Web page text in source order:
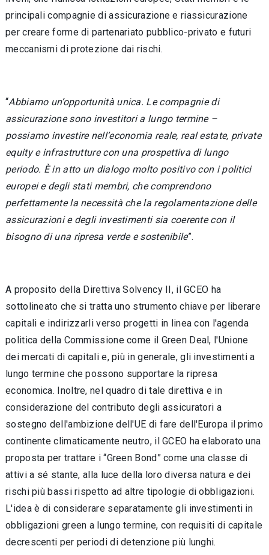
principali compagnie di assicurazione e riassicurazione
per creare forme di partenariato pubblico-privato e futuri
meccanismi di protezione dai rischi.
“Abbiamo un’opportunità unica. Le compagnie di
assicurazione sono investitori a lungo termine –
possiamo investire nell’economia reale, real estate, private
equity e infrastrutture con una prospettiva di lungo
periodo. È in atto un dialogo molto positivo con i politici
europei e degli stati membri, che comprendono
perfettamente la necessità che la regolamentazione delle
assicurazioni e degli investimenti sia coerente con il
bisogno di una ripresa verde e sostenibile”.
A proposito della Direttiva Solvency II, il GCEO ha
sottolineato che si tratta uno strumento chiave per liberare
capitali e indirizzarli verso progetti in linea con l'agenda
politica della Commissione come il Green Deal, l'Unione
dei mercati di capitali e, più in generale, gli investimenti a
lungo termine che possono supportare la ripresa
economica. Inoltre, nel quadro di tale direttiva e in
considerazione del contributo degli assicuratori a
sostegno dell'ambizione dell'UE di fare dell'Europa il primo
continente climaticamente neutro, il GCEO ha elaborato una
proposta per trattare i “Green Bond” come una classe di
attivi a sé stante, alla luce della loro diversa natura e dei
rischi più bassi rispetto ad altre tipologie di obbligazioni.
L'idea è di considerare separatamente gli investimenti in
obbligazioni green a lungo termine, con requisiti di capitale
decrescenti per periodi di detenzione più lunghi.